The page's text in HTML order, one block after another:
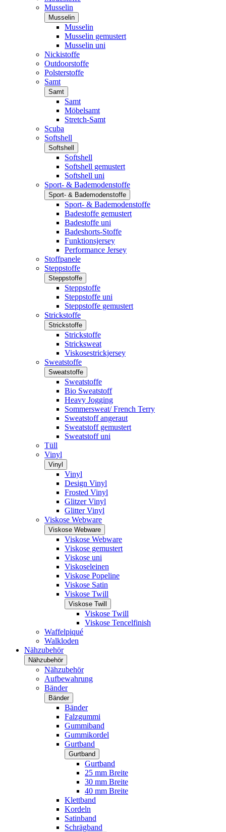
Musselin
Musselin
Musselin
Musselin gemustert
Musselin uni
Nickistoffe
Outdoorstoffe
Polsterstoffe
Samt
Samt
Samt
Möbelsamt
Stretch-Samt
Scuba
Softshell
Softshell
Softshell
Softshell gemustert
Softshell uni
Sport- & Bademodenstoffe
Sport- & Bademodenstoffe
Sport- & Bademodenstoffe
Badestoffe gemustert
Badestoffe uni
Badeshorts-Stoffe
Funktionsjersey
Performance Jersey
Stoffpanele
Steppstoffe
Steppstoffe
Steppstoffe
Steppstoffe uni
Steppstoffe gemustert
Strickstoffe
Strickstoffe
Strickstoffe
Stricksweat
Viskosestrickjersey
Sweatstoffe
Sweatstoffe
Sweatstoffe
Bio Sweatstoff
Heavy Jogging
Sommersweat/ French Terry
Sweatstoff angeraut
Sweatstoff gemustert
Sweatstoff uni
Tüll
Vinyl
Vinyl
Vinyl
Design Vinyl
Frosted Vinyl
Glitzer Vinyl
Glitter Vinyl
Viskose Webware
Viskose Webware
Viskose Webware
Viskose gemustert
Viskose uni
Viskoseleinen
Viskose Popeline
Viskose Satin
Viskose Twill
Viskose Twill
Viskose Twill
Viskose Tencelfinish
Waffelpiqué
Walkloden
Nähzubehör
Nähzubehör
Nähzubehör
Aufbewahrung
Bänder
Bänder
Bänder
Falzgummi
Gummiband
Gummikordel
Gurtband
Gurtband
Gurtband
25 mm Breite
30 mm Breite
40 mm Breite
Klettband
Kordeln
Satinband
Schrägband